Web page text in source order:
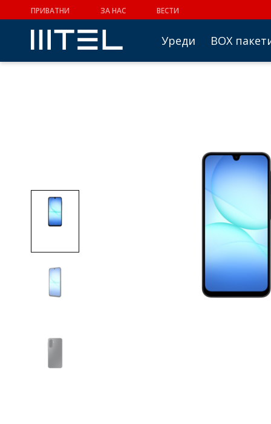
ПРИВАТНИ ЗА НАС ВЕСТИ
Уреди BOX